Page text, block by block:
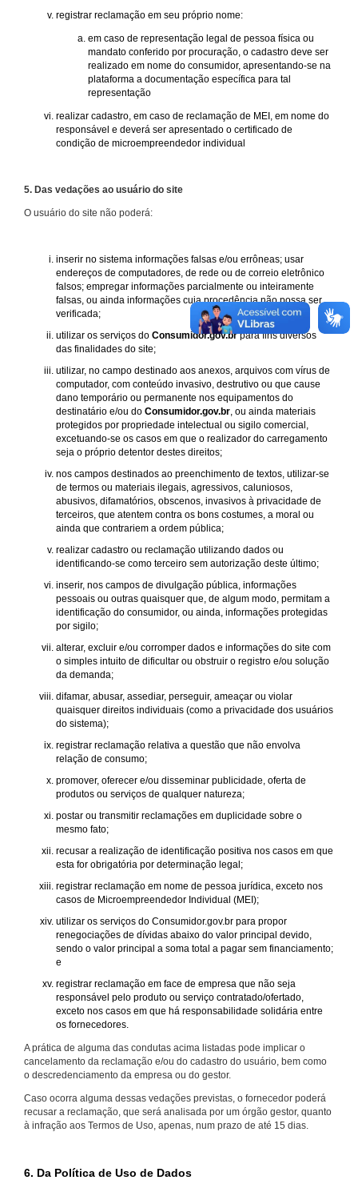
registrar reclamação em seu próprio nome:
em caso de representação legal de pessoa física ou
mandato conferido por procuração, o cadastro deve ser
realizado em nome do consumidor, apresentando-se na
plataforma a documentação específica para tal
representação
realizar cadastro, em caso de reclamação de MEI, em nome do
responsável e deverá ser apresentado o certificado de
condição de microempreendedor individual
5. Das vedações ao usuário do site
O usuário do site não poderá:
inserir no sistema informações falsas e/ou errôneas; usar
endereços de computadores, de rede ou de correio eletrônico
falsos; empregar informações parcialmente ou inteiramente
falsas, ou ainda informações cuja procedência não possa ser
verificada;
utilizar os serviços do Consumidor.gov.brpara fins diversos
das finalidades do site;
utilizar, no campo destinado aos anexos, arquivos com vírus de
computador, com conteúdo invasivo, destrutivo ou que cause
dano temporário ou permanente nos equipamentos do
destinatário e/ou do Consumidor.gov.br , ou ainda materiais
protegidos por propriedade intelectual ou sigilo comercial,
excetuando-se os casos em que o realizador do carregamento
seja o próprio detentor destes direitos;
nos campos destinados ao preenchimento de textos, utilizar-se
de termos ou materiais ilegais, agressivos, caluniosos,
abusivos, difamatórios, obscenos, invasivos à privacidade de
terceiros, que atentem contra os bons costumes, a moral ou
ainda que contrariem a ordem pública;
realizar cadastro ou reclamação utilizando dados ou
identificando-se como terceiro sem autorização deste último;
inserir, nos campos de divulgação pública, informações
pessoais ou outras quaisquer que, de algum modo, permitam a
identificação do consumidor, ou ainda, informações protegidas
por sigilo;
alterar, excluir e/ou corromper dados e informações do site com
o simples intuito de dificultar ou obstruir o registro e/ou solução
da demanda;
difamar, abusar, assediar, perseguir, ameaçar ou violar
quaisquer direitos individuais (como a privacidade dos usuários
do sistema);
registrar reclamação relativa a questão que não envolva
relação de consumo;
promover, oferecer e/ou disseminar publicidade, oferta de
produtos ou serviços de qualquer natureza;
postar ou transmitir reclamações em duplicidade sobre o
mesmo fato;
recusar a realização de identificação positiva nos casos em que
esta for obrigatória por determinação legal;
registrar reclamação em nome de pessoa jurídica, exceto nos
casos de Microempreendedor Individual (MEI);
utilizar os serviços do Consumidor.gov.br para propor
renegociações de dívidas abaixo do valor principal devido,
sendo o valor principal a soma total a pagar sem financiamento;
e
registrar reclamação em face de empresa que não seja
responsável pelo produto ou serviço contratado/ofertado,
exceto nos casos em que há responsabilidade solidária entre
os fornecedores.
A prática de alguma das condutas acima listadas pode implicar o
cancelamento da reclamação e/ou do cadastro do usuário, bem como
o descredenciamento da empresa ou do gestor.
Caso ocorra alguma dessas vedações previstas, o fornecedor poderá
recusar a reclamação, que será analisada por um órgão gestor, quanto
à infração aos Termos de Uso, apenas, num prazo de até 15 dias.
6. Da Política de Uso de Dados